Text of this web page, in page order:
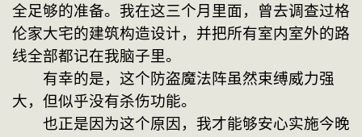
全足够的准备。我在这三个月里面，曾去调查过格
伦家大宅的建筑构造设计，并把所有室内室外的路
线全部都记在我脑子里。
有幸的是，这个防盗魔法阵虽然束缚威力强
大，但似乎没有杀伤功能。
也正是因为这个原因，我才能够安心实施今晚